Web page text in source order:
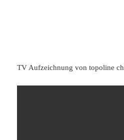
TV Aufzeichnung von topoline ch